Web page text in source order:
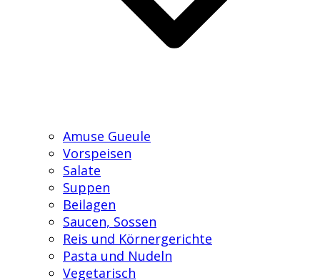
Amuse Gueule
Vorspeisen
Salate
Suppen
Beilagen
Saucen, Sossen
Reis und Körnergerichte
Pasta und Nudeln
Vegetarisch